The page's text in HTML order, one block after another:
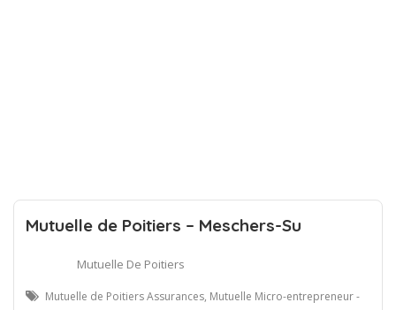
Mutuelle de Poitiers – Meschers-Su
Mutuelle De Poitiers
Mutuelle de Poitiers Assurances, Mutuelle Micro-entrepreneur -